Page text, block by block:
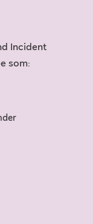
Incident
som: